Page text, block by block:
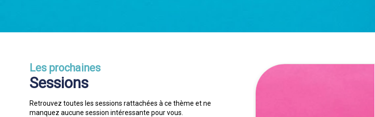
Les prochaines
Sessions
Retrouvez toutes les sessions rattachées à ce thème et ne
manquez aucune session intéressante pour vous.